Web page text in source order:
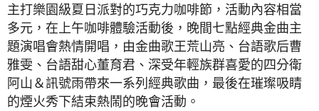
主打樂園級夏日派對的巧克力咖啡節，活動內容相當
多元，在上午咖啡體驗活動後，晚間七點經典金曲主
題演唱會熱情開唱，由金曲歌王荒山亮、台語歌后曹
雅雯、台語甜心董育君、深受年輕族群喜愛的四分衛
阿山＆訊號雨帶來一系列經典歌曲，最後在璀璨吸睛
的煙火秀下結束熱鬧的晚會活動。